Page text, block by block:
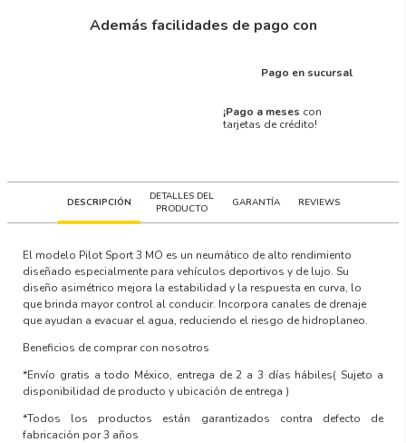
Además facilidades de pago con
Pago en sucursal
¡Pago a meses con
tarjetas de crédito!
DESCRIPCIÓN
DETALLES DEL
PRODUCTO
GARANTÍA REVIEWS
El modelo Pilot Sport 3 MO es un neumático de alto rendimiento
diseñado especialmente para vehículos deportivos y de lujo. Su
diseño asimétrico mejora la estabilidad y la respuesta en curva, lo
que brinda mayor control al conducir. Incorpora canales de drenaje
que ayudan a evacuar el agua, reduciendo el riesgo de hidroplaneo.
Beneficios de comprar con nosotros
*Envío gratis a todo México, entrega de 2 a 3 días hábiles( Sujeto a
disponibilidad de producto y ubicación de entrega )
*Todos los productos están garantizados contra defecto de
fabricación por 3 años